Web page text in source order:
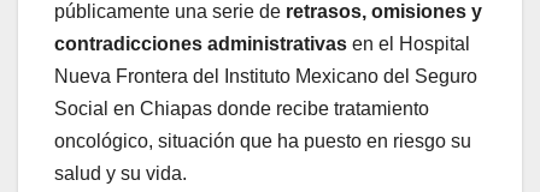
públicamente una serie de retrasos, omisiones y
contradicciones administrativas en el Hospital
Nueva Frontera del Instituto Mexicano del Seguro
Social en Chiapas donde recibe tratamiento
oncológico, situación que ha puesto en riesgo su
salud y su vida.